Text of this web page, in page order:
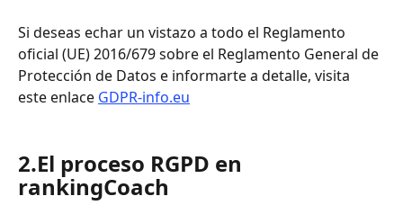
Si deseas echar un vistazo a todo el Reglamento
oficial (UE) 2016/679 sobre el Reglamento General de
Protección de Datos e informarte a detalle, visita
este enlace GDPR-info.eu
2.El proceso RGPD en
rankingCoach